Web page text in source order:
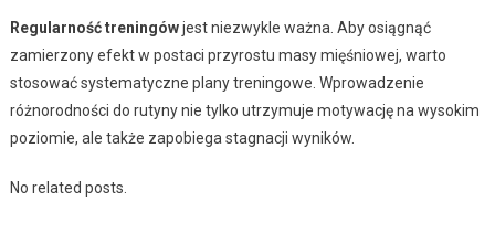
Regularność treningówjest niezwykle ważna. Aby osiągnąć
zamierzony efekt w postaci przyrostu masy mięśniowej, warto
stosować systematyczne plany treningowe. Wprowadzenie
różnorodności do rutyny nie tylko utrzymuje motywację na wysokim
poziomie, ale także zapobiega stagnacji wyników.
No related posts.